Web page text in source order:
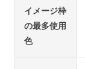
イメージ枠
の最多使用
色